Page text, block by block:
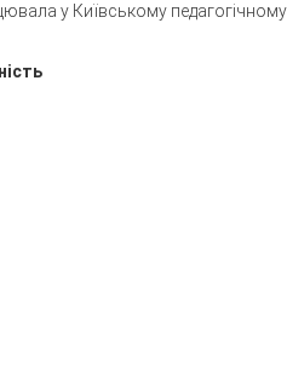
у Київському педагогічному